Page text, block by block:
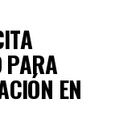
PARA
EN